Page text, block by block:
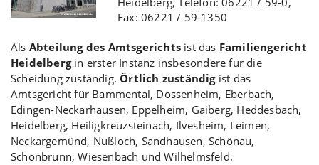
Fax: 06221 / 59-1350
Als Abteilung des Amtsgerichts ist das Familiengericht
Heidelbergin erster Instanz insbesondere für die
Scheidung zuständig.Örtlich zuständigist das
Amtsgericht für Bammental, Dossenheim, Eberbach,
Edingen-Neckarhausen, Eppelheim, Gaiberg, Heddesbach,
Heidelberg, Heiligkreuzsteinach, Ilvesheim, Leimen,
Neckargemünd, Nußloch, Sandhausen, Schönau,
Schönbrunn, Wiesenbach und Wilhelmsfeld.